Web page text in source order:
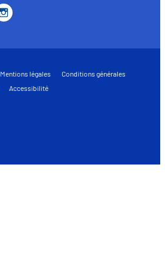
Mentions légales
Conditions générales
Accessibilité